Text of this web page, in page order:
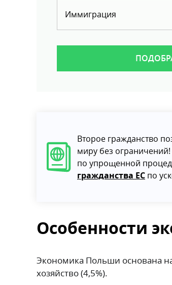
Иммиграция
Второе гражданство
миру без
по упрощенной
гражданства ЕС по
Особенности
Экономика Польши основана
хозяйство (4,5%).